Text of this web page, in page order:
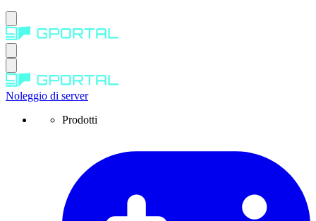
Noleggio di server
Prodotti